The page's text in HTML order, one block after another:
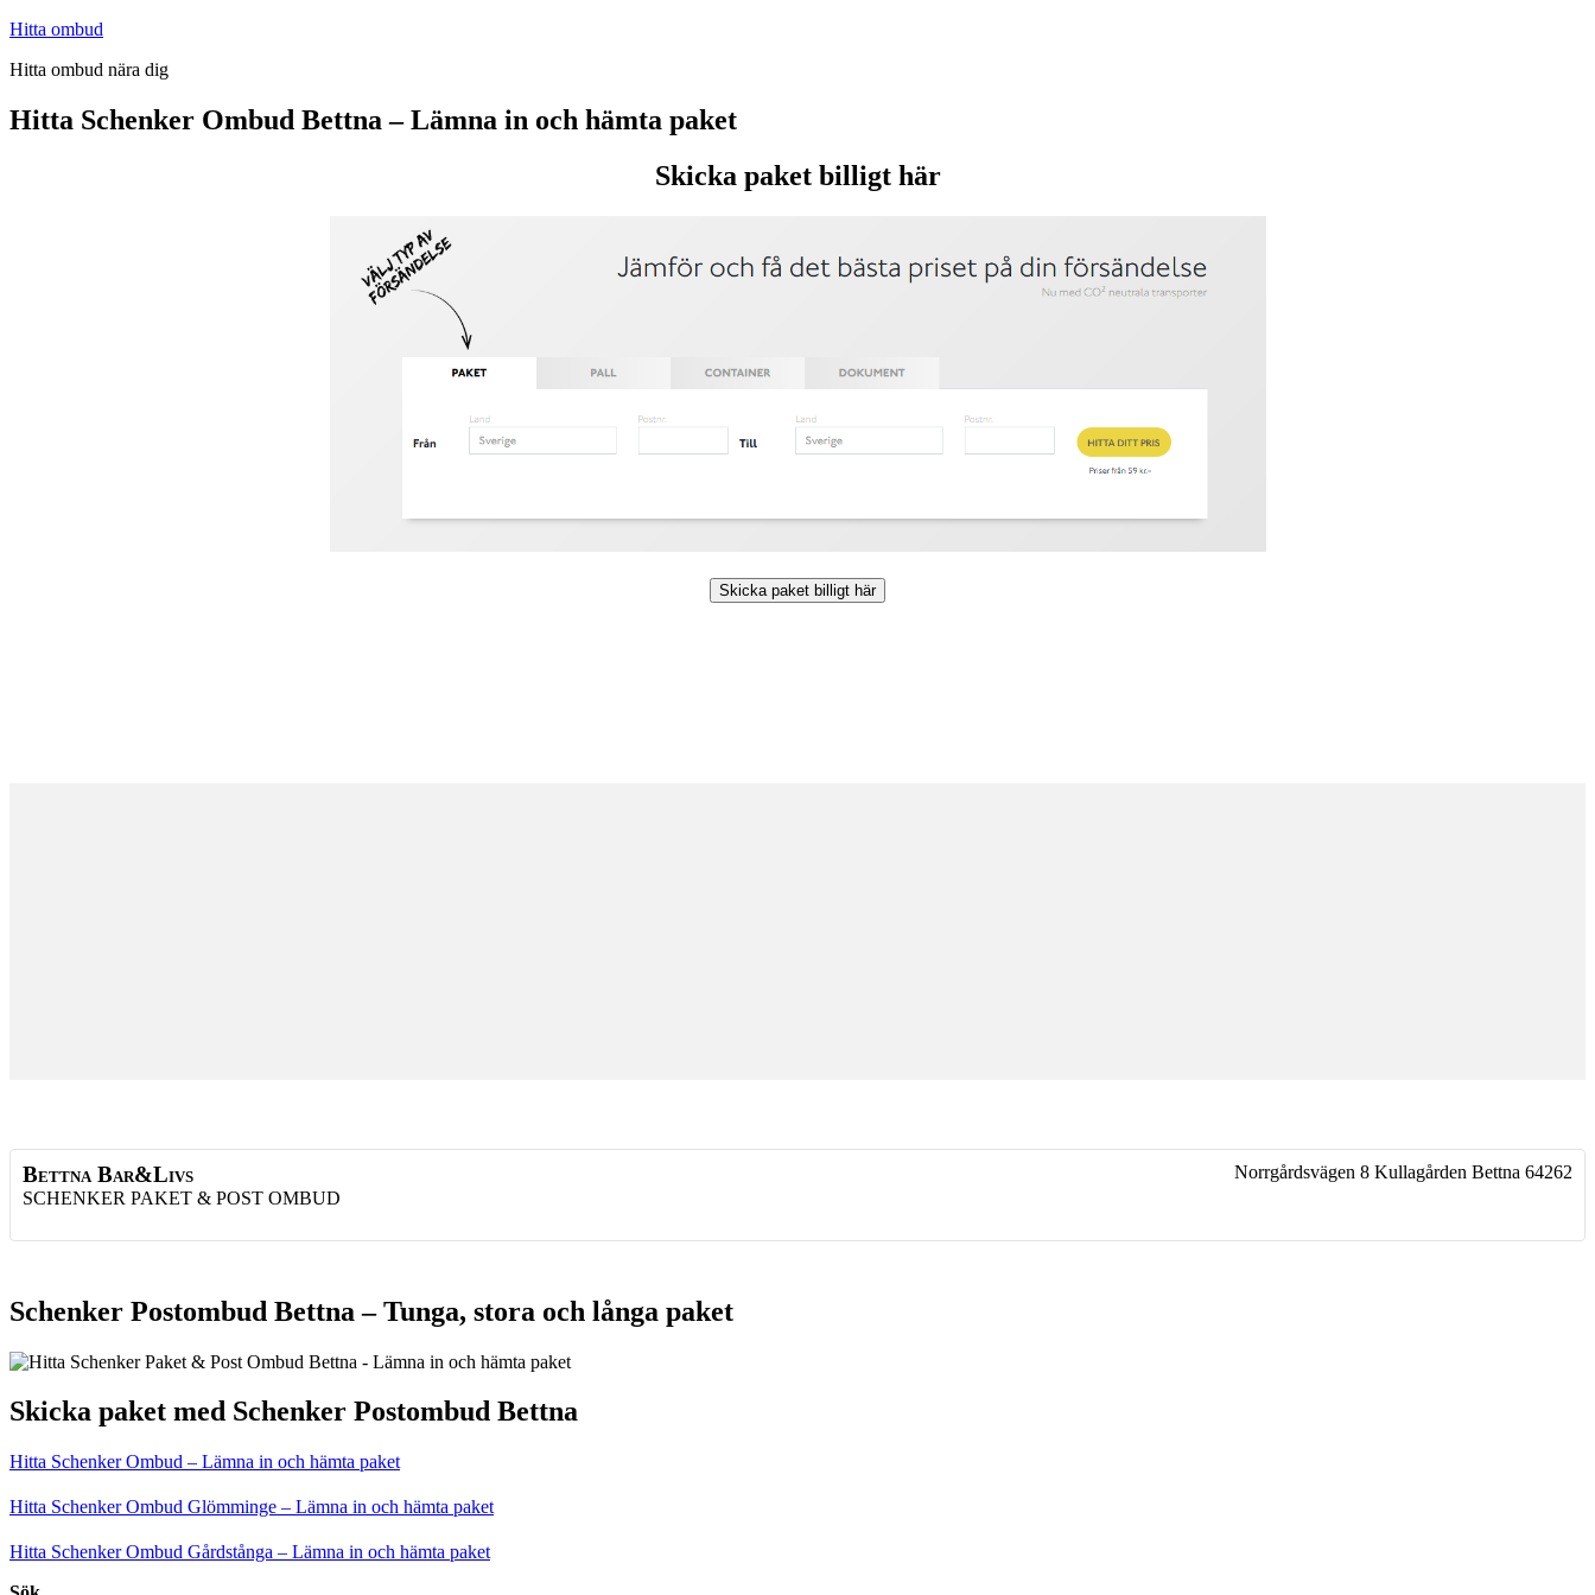
Hoppa
innehåll
Hitta ombud
Hitta ombud nära dig
Hitta Schenker Ombud Bettna – Lämna in och hämta paket
Skicka paket billigt här
Skicka paket billigt här
Bettna Bar&Livs
SCHENKER PAKET & POST OMBUD
Norrgårdsvägen 8 Kullagården Bettna 64262
Schenker Postombud Bettna – Tunga, stora och långa paket
Skicka paket med Schenker Postombud Bettna
Hitta Schenker Ombud – Lämna in och hämta paket
Hitta Schenker Ombud Glömminge – Lämna in och hämta paket
Hitta Schenker Ombud Gårdstånga – Lämna in och hämta paket